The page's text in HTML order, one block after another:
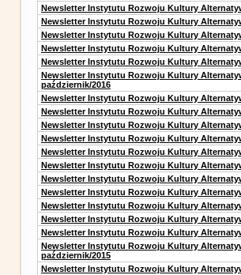
Newsletter Instytutu Rozwoju Kultury
Newsletter Instytutu Rozwoju Kultury
Newsletter Instytutu Rozwoju Kultury
Newsletter Instytutu Rozwoju Kultury
Newsletter Instytutu Rozwoju Kultury
Newsletter Instytutu Rozwoju Kultury
październik/2016
Newsletter Instytutu Rozwoju Kultury
Newsletter Instytutu Rozwoju Kultury
Newsletter Instytutu Rozwoju Kultury
Newsletter Instytutu Rozwoju Kultury
Newsletter Instytutu Rozwoju Kultury
Newsletter Instytutu Rozwoju Kultury
Newsletter Instytutu Rozwoju Kultury
Newsletter Instytutu Rozwoju Kultury
Newsletter Instytutu Rozwoju Kultury
Newsletter Instytutu Rozwoju Kultury
Newsletter Instytutu Rozwoju Kultury
Newsletter Instytutu Rozwoju Kultury
październik/2015
Newsletter Instytutu Rozwoju Kultury